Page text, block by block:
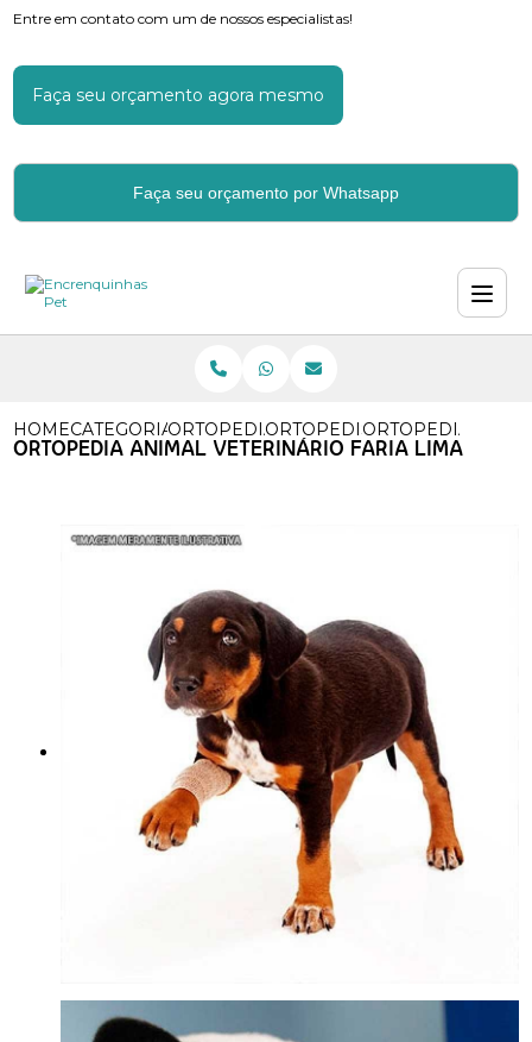
Entre em contato com um de nossos especialistas!
Faça seu orçamento agora mesmo
Faça seu orçamento por Whatsapp
HOMECATEGORIASORTOPEDIAORTOPEDISTA PARA ANIMAL
ORTOPEDIA
ORTOPEDIA ANIMAL VETERINÁRIO FARIA LIMA